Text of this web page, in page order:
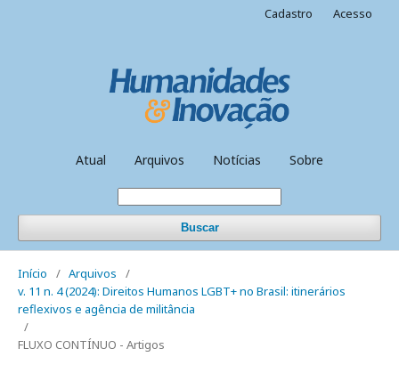
Atual Arquivos Notícias Sobre
Buscar
Cadastro Acesso
Início / Arquivos
/
v. 11 n. 4 (2024): Direitos Humanos LGBT+ no Brasil: itinerários
reflexivos e agência de militância
/
FLUXO CONTÍNUO - Artigos